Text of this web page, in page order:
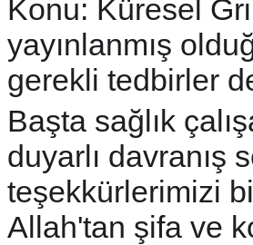
Konu: Küresel
yayınlanmış
gerekli tedbirler
Başta sağlık
duyarlı davranış
teşekkürlerimizi
Allah'tan şifa ve